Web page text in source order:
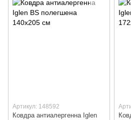
Артикул: 148592
Ковдра антиалергенна Iglen